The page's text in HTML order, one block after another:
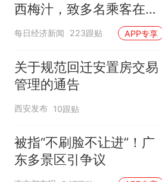
西梅汁，致多名乘客在飞
行途中排队上厕所！乘
客：机上100多人只有2个
厕所；客服回应：并非每
架飞机都会发放西梅汁
每日经济新闻 223跟贴 APP专享
关于规范回迁安置房交易
管理的通告
西安发布 10跟贴
被指“不刷脸不让进”！广
东多景区引争议